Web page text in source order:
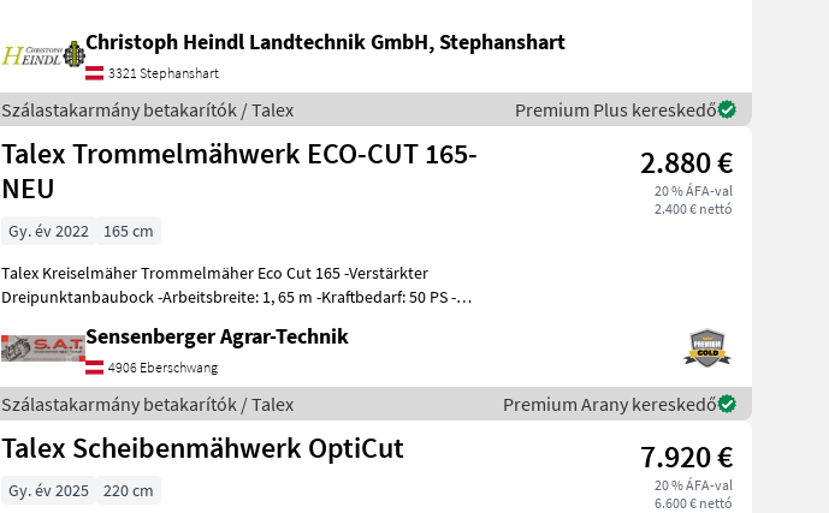
Christoph Heindl Landtechnik GmbH, Stephanshart
3321 Stephanshart
Szálastakarmány betakarítók / Talex Premium Plus kereskedő
Talex Trommelmähwerk ECO-CUT 165-
NEU
2.880 €
20 % ÁFA-val
2.400 € nettó
Gy. év 2022
165 cm
Talex Kreiselmäher Trommelmäher Eco Cut 165 -Verstärkter
Dreipunktanbaubock -Arbeitsbreite: 1, 65 m -Kraftbedarf: 50 PS -
Sensenberger Agrar-Technik
4906 Eberschwang
Szálastakarmány betakarítók / Talex Premium Arany kereskedő
Talex Scheibenmähwerk OptiCut 7.920 €
20 % ÁFA-val
6.600 € nettó
Gy. év 2025 220 cm